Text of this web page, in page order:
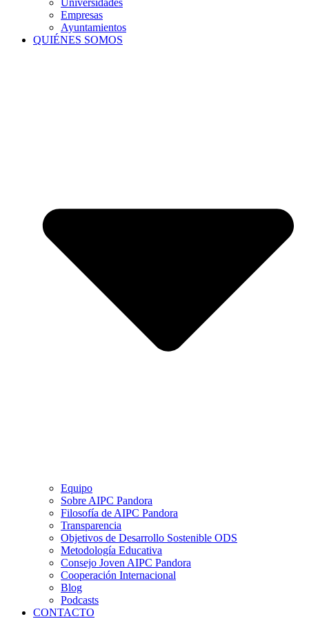
Universidades
Empresas
Ayuntamientos
QUIÉNES SOMOS
Equipo
Sobre AIPC Pandora
Filosofía de AIPC Pandora
Transparencia
Objetivos de Desarrollo Sostenible ODS
Metodología Educativa
Consejo Joven AIPC Pandora
Cooperación Internacional
Blog
Podcasts
CONTACTO